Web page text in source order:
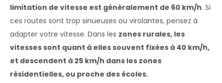
limitation de vitesse est généralement de 60 km/h. Si
ces routes sont trop sinueuses ou virolantes, pensez à
adapter votre vitesse. Dans les zones rurales, les
vitesses sont quant à elles souvent fixées à 40 km/h,
et descendent à 25 km/h dans les zones
résidentielles, ou proche des écoles.